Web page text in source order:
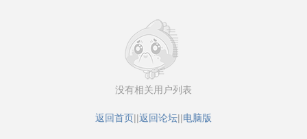
没有相关用户列表
返回首页||返回论坛||电脑版